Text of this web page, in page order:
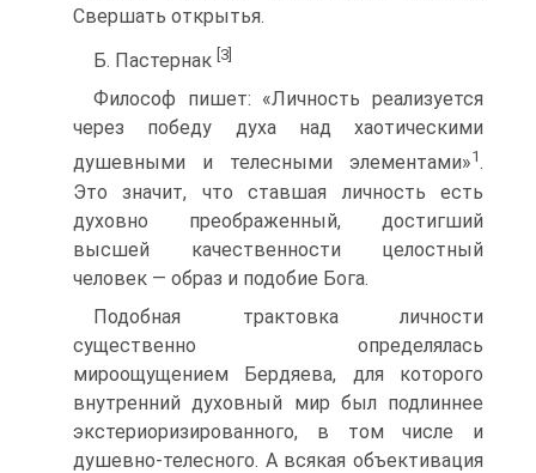
Свершать открытья.
Б. Пастернак [3]
Философ пишет: «Личность реализуется
через победу духа над хаотическими
душевными и телесными элементами»1.
Это значит, что ставшая личность есть
духовно преображенный, достигший
высшей качественности целостный
человек — образ и подобие Бога.
Подобная трактовка личности
существенно определялась
мироощущением Бердяева, для которого
внутренний духовный мир был подлиннее
экстериоризированного, в том числе и
душевно-телесного. А всякая объективация